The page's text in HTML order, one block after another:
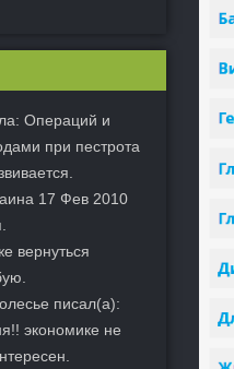
Операций и
при пестрота
17 Фев 2010
вернуться
писал(а):
экономике не